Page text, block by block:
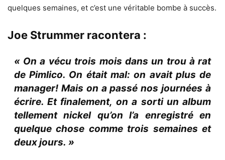
quelques semaines, et c’est une véritable bombe à succès.
Joe Strummer racontera :
« On a vécu trois mois dans un trou à rat
de Pimlico. On était mal: on avait plus de
manager! Mais on a passé nos journées à
écrire. Et finalement, on a sorti un album
tellement nickel qu’on l’a enregistré en
quelque chose comme trois semaines et
deux jours. »